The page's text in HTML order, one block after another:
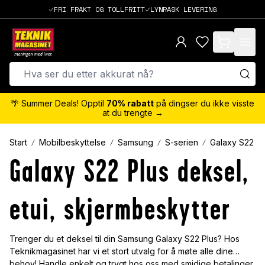
FRI FRAKT OG TOLLFRITT LYNRASK LEVERING
items in cart,
🌴 Summer Deals! Opptil 70% rabatt på dingser du ikke visste
at du trengte →
Start Mobilbeskyttelse Samsung S-serien Galaxy S22
Galaxy S22 Plus deksel,
etui, skjermbeskytter
Trenger du et deksel til din Samsung Galaxy S22 Plus? Hos
Teknikmagasinet har vi et stort utvalg for å møte alle dine